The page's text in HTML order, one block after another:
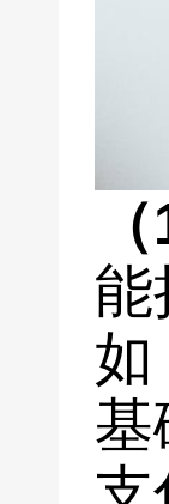
能
如
基